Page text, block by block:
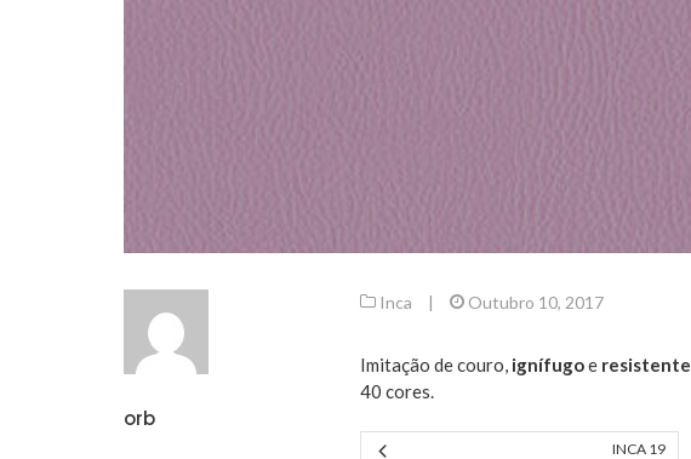
orb
Inca | Outubro 10, 2017
Imitação de couro, ignífugoe resistente
40 cores.
INCA 19